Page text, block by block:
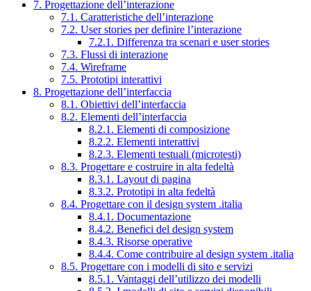
7. Progettazione dell’interazione
7.1. Caratteristiche dell’interazione
7.2. User stories per definire l’interazione
7.2.1. Differenza tra scenari e user stories
7.3. Flussi di interazione
7.4. Wireframe
7.5. Prototipi interattivi
8. Progettazione dell’interfaccia
8.1. Obiettivi dell’interfaccia
8.2. Elementi dell’interfaccia
8.2.1. Elementi di composizione
8.2.2. Elementi interattivi
8.2.3. Elementi testuali (microtesti)
8.3. Progettare e costruire in alta fedeltà
8.3.1. Layout di pagina
8.3.2. Prototipi in alta fedeltà
8.4. Progettare con il design system .italia
8.4.1. Documentazione
8.4.2. Benefici del design system
8.4.3. Risorse operative
8.4.4. Come contribuire al design system .italia
8.5. Progettare con i modelli di sito e servizi
8.5.1. Vantaggi dell’utilizzo dei modelli